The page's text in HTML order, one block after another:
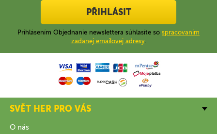
PŘIHLÁSIT
Prihlásením Objednanie newslettera súhlasíte so spracovaním
zadanej emailovej adresy.
SVĚT HER PRO VÁS
O nás